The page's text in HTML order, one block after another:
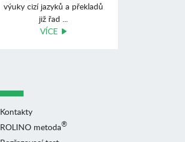
výuky cizí jazyků a překladů
již řad ...
VÍCE
Kontakty
ROLINO metoda®